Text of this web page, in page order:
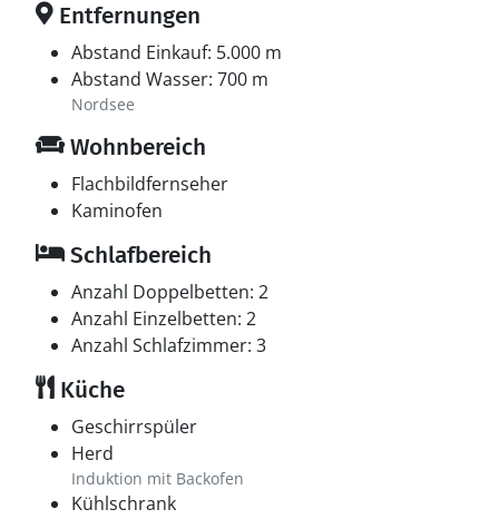
Entfernungen
Abstand Einkauf: 5.000 m
Abstand Wasser: 700 m
Nordsee
Wohnbereich
Flachbildfernseher
Kaminofen
Schlafbereich
Anzahl Doppelbetten: 2
Anzahl Einzelbetten: 2
Anzahl Schlafzimmer: 3
Küche
Geschirrspüler
Herd
Induktion mit Backofen
Kühlschrank